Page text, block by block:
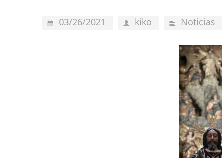
03/26/2021 kiko Noticias